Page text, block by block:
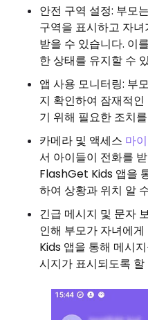
안전 구역 설정: 부모
구역을 표시하고 자
받을 수 있습니다. 이
한 상태를 유지할 수
앱 사용 모니터링: 부
지 확인하여 잠재적
기 위해 필요한 조치
카메라 및 액세스 마
서 아이들이 전화를
FlashGet Kids 앱을
하여 상황과 위치 알
긴급 메시지 및 문자
인해 부모가 자녀에
Kids 앱을 통해 메시
시지가 표시되도록